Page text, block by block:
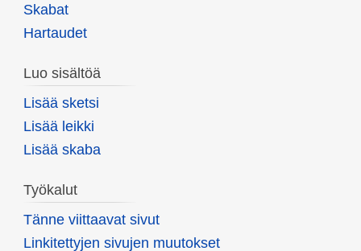
Skabat
Hartaudet
Luo sisältöä
Lisää sketsi
Lisää leikki
Lisää skaba
Työkalut
Tänne viittaavat sivut
Linkitettyjen sivujen muutokset